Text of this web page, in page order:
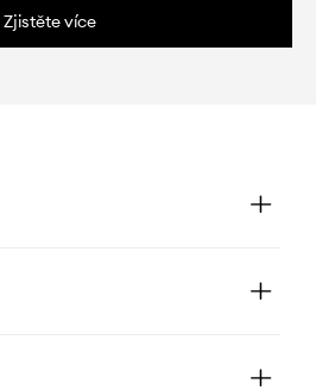
Zjistěte více